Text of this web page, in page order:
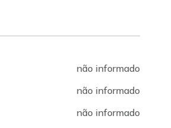
não informado
não informado
não informado